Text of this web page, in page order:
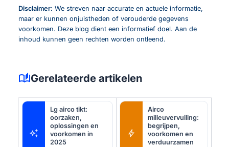
Disclaimer: We streven naar accurate en actuele informatie,
maar er kunnen onjuistheden of verouderde gegevens
voorkomen. Deze blog dient een informatief doel. Aan de
inhoud kunnen geen rechten worden ontleend.
auto_storiesGerelateerde artikelen
auto_awesome
Lg airco tikt:
oorzaken,
oplossingen en
voorkomen in
2025
bolt
Airco
milieuvervuiling:
begrijpen,
voorkomen en
verduurzamen